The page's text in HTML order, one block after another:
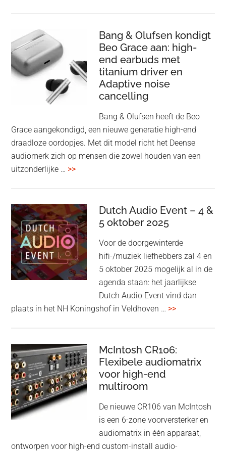
nu
ook
in
‘lossless’
kwaliteit
Bang & Olufsen kondigt
Beo Grace aan: high-
end earbuds met
titanium driver en
Adaptive noise
cancelling
Bang & Olufsen heeft de Beo
Grace aangekondigd, een nieuwe generatie high-end
draadloze oordopjes. Met dit model richt het Deense
audiomerk zich op mensen die zowel houden van een
uitzonderlijke … >>overBang
kondigt
Beo
Grace
aan:
high-
end
earbuds
titanium
Adaptive
noise
cancelling
Dutch Audio Event – 4 &
5 oktober 2025
Voor de doorgewinterde
hifi-/muziek liefhebbers zal 4 en
5 oktober 2025 mogelijk al in de
agenda staan: het jaarlijkse
Dutch Audio Event vind dan
plaats in het NH Koningshof in Veldhoven … >>overDutch
–
4
McIntosh CR106:
Flexibele audiomatrix
voor high-end
multiroom
De nieuwe CR106 van McIntosh
is een 6-zone voorversterker en
audiomatrix in één apparaat,
ontworpen voor high-end custom-install audio-